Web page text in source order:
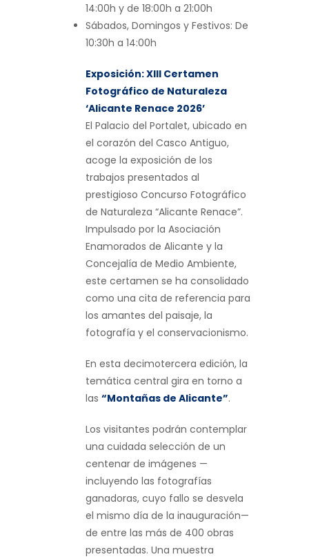
14:00h y de 18:00h a 21:00h
Sábados, Domingos y Festivos: De
10:30h a 14:00h
Exposición: XIII Certamen
Fotográfico de Naturaleza
‘Alicante Renace 2026’
El Palacio del Portalet, ubicado en
el corazón del Casco Antiguo,
acoge la exposición de los
trabajos presentados al
prestigioso Concurso Fotográfico
de Naturaleza “Alicante Renace”.
Impulsado por la Asociación
Enamorados de Alicante y la
Concejalía de Medio Ambiente,
este certamen se ha consolidado
como una cita de referencia para
los amantes del paisaje, la
fotografía y el conservacionismo.
En esta decimotercera edición, la
temática central gira en torno a
las “Montañas de Alicante”.
Los visitantes podrán contemplar
una cuidada selección de un
centenar de imágenes —
incluyendo las fotografías
ganadoras, cuyo fallo se desvela
el mismo día de la inauguración—
de entre las más de 400 obras
presentadas. Una muestra